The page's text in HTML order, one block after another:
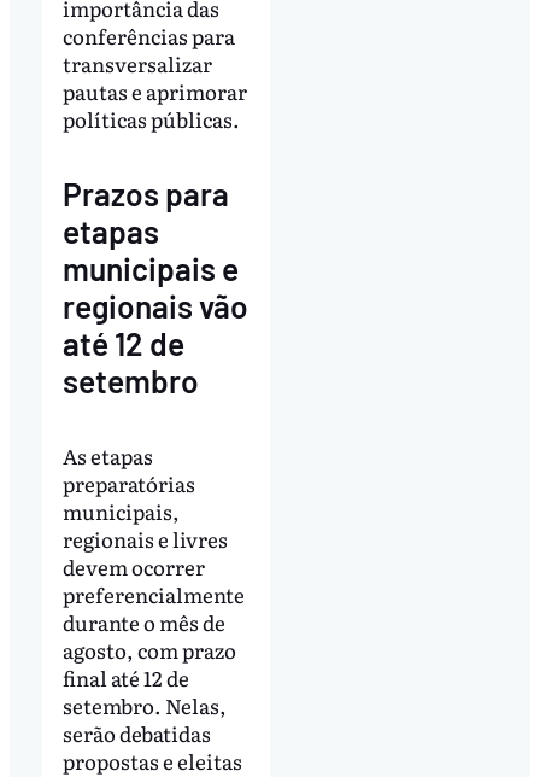
importância das
conferências para
transversalizar
pautas e aprimorar
políticas públicas.
Prazos para
etapas
municipais e
regionais vão
até 12 de
setembro
As etapas
preparatórias
municipais,
regionais e livres
devem ocorrer
preferencialmente
durante o mês de
agosto, com prazo
final até 12 de
setembro. Nelas,
serão debatidas
propostas e eleitas